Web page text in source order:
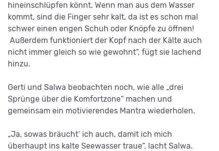
hineinschlüpfen könnt. Wenn man aus dem Wasser
kommt, sind die Finger sehr kalt, da ist es schon mal
schwer einen engen Schuh oder Knöpfe zu öffnen!
Außerdem funktioniert der Kopf nach der Kälte auch
nicht immer gleich so wie gewohnt“, fügt sie lachend
hinzu.
Gerti und Salwa beobachten noch, wie alle „drei
Sprünge über die Komfortzone“ machen und
gemeinsam ein motivierendes Mantra wiederholen.
„Ja, sowas bräucht‘ ich auch, damit ich mich
überhaupt ins kalte Seewasser traue“, lacht Salwa.